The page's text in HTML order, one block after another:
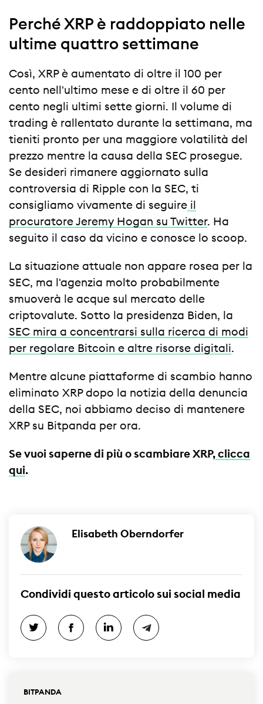
Perché XRP è raddoppiato nelle
ultime quattro settimane
Così, XRP è aumentato di oltre il 100 per
cento nell'ultimo mese e di oltre il 60 per
cento negli ultimi sette giorni. Il volume di
trading è rallentato durante la settimana, ma
tieniti pronto per una maggiore volatilità del
prezzo mentre la causa della SEC prosegue.
Se desideri rimanere aggiornato sulla
controversia di Ripple con la SEC, ti
consigliamo vivamente di seguire il
procuratore Jeremy Hogan su Twitter. Ha
seguito il caso da vicino e conosce lo scoop.
La situazione attuale non appare rosea per la
SEC, ma l'agenzia molto probabilmente
smuoverà le acque sul mercato delle
criptovalute. Sotto la presidenza Biden, la
SEC mira a concentrarsi sulla ricerca di modi
per regolare Bitcoin e altre risorse digitali.
Mentre alcune piattaforme di scambio hanno
eliminato XRP dopo la notizia della denuncia
della SEC, noi abbiamo deciso di mantenere
XRP su Bitpanda per ora.
Se vuoi saperne di più o scambiare XRP, clicca
qui.
Elisabeth Oberndorfer
Condividi questo articolo sui social media
BITPANDA